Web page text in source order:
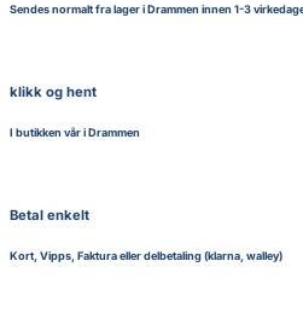
Sendes normalt fra lager i Drammen innen 1-3
klikk og hent
I butikken vår i Drammen
Betal enkelt
Kort, Vipps, Faktura eller delbetaling (klarna, walley)